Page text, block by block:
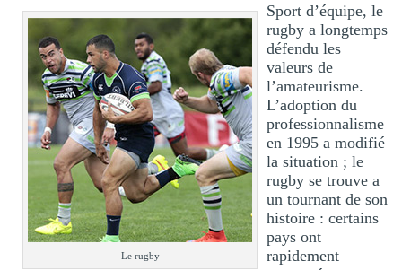
Le rugby
Sport d’équipe, le
rugby a longtemps
défendu les
valeurs de
l’amateurisme.
L’adoption du
professionnalisme
en 1995 a modifié
la situation ; le
rugby se trouve а
un tournant de son
histoire : certains
pays ont
rapidement